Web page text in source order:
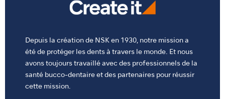
Depuis la création de NSK en 1930, notre mission a
été de protéger les dents à travers le monde. Et nous
avons toujours travaillé avec des professionnels de la
santé bucco-dentaire et des partenaires pour réussir
cette mission.